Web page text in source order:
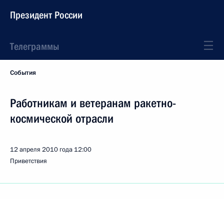
Президент России
Телеграммы
События
Работникам и ветеранам ракетно-
космической отрасли
12 апреля 2010 года 12:00
Приветствия